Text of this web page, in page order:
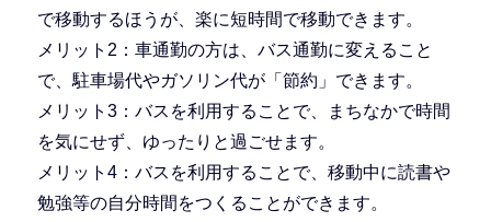
で移動するほうが、楽に短時間で移動できます。
メリット2：車通勤の方は、バス通勤に変えること
で、駐車場代やガソリン代が「節約」できます。
メリット3：バスを利用することで、まちなかで時間
を気にせず、ゆったりと過ごせます。
メリット4：バスを利用することで、移動中に読書や
勉強等の自分時間をつくることができます。